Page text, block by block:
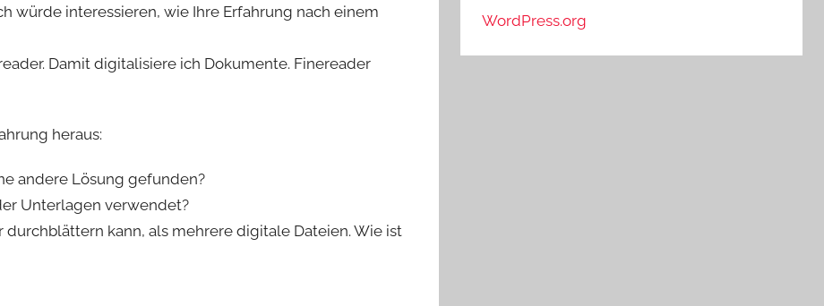
würde interessieren, wie Ihre Erfahrung nach einem
Damit digitalisiere ich Dokumente. Finereader
heraus:
andere Lösung gefunden?
Unterlagen verwendet?
kann, als mehrere digitale Dateien. Wie ist
WordPress.org